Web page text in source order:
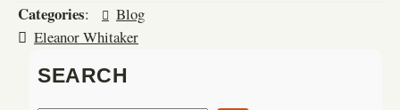
Categories:
Blog
Eleanor Whitaker
SEARCH